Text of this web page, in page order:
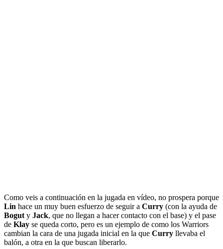
Como veis a continuación en la jugada en vídeo, no prospera porque
Lin hace un muy buen esfuerzo de seguir a Curry (con la ayuda de
Bogut y Jack, que no llegan a hacer contacto con el base) y el pase
de Klay se queda corto, pero es un ejemplo de como los Warriors
cambian la cara de una jugada inicial en la que Curry llevaba el
balón, a otra en la que buscan liberarlo.